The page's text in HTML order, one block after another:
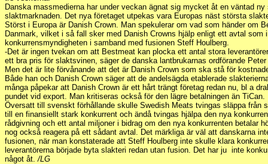
Danska massmedierna har under veckan ägnat sig mycket åt en väntad
slaktmarknaden. Det nya företaget utpekas vara Europas näst största
Störst i Europa är Danish Crown. Man spekulerar om vad som händer om
Danmark, vilket i så fall sker med Danish Crowns hjälp enligt ett avtal som
konkurrensmyndigheten i samband med fusionen Steff Houlberg.
-Det är ingen tvekan om att Bestmeat kan plocka ett antal stora
ett bra pris för slaktsvinen, säger de danska lantbrukarnas ordförande
Men det är lite förvånande att det är Danish Crown som ska stå för
Både han och Danish Crown säger att de andelsägda etablerade
många påpekar att Danish Crown är ett hårt trängt företag redan nu, bl a
pundet vid export. Man kritiseras också för den lägre betalningen än TiCan.
Översatt till svenskt förhållande skulle Swedish Meats tvingas släppa från
till en finansiellt stark konkurrent och ändå tvingas hjälpa den nya
rådgivning och ett antal miljoner i bidrag om den nya konkurrenten betalar
nog också reagera på ett sådant avtal. Det märkliga är väl att danskarna
fusionen, när man konstaterade att Steff Houlberg inte skulle klara
leverantörerna började byta slakteri redan utan fusion. Det har ju inte
något åt./LG